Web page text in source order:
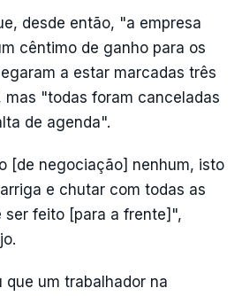
desde então, "a empresa
cêntimo de ganho para os
a estar marcadas três
mas "todas foram canceladas
de agenda".
[de negociação] nenhum, isto
e chutar com todas as
ser feito [para a frente]",
que um trabalhador na